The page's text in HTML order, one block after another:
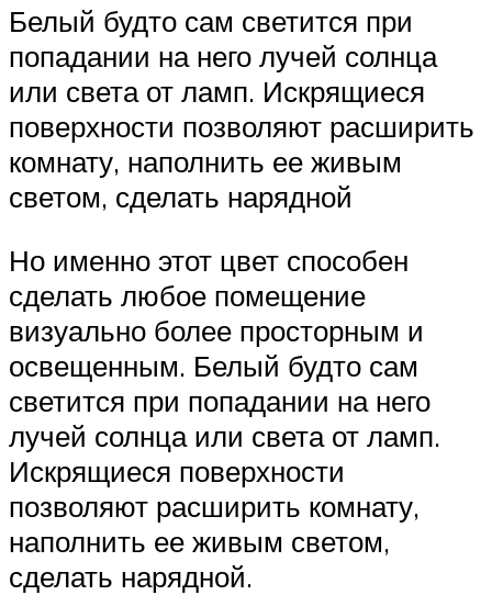
Белый будто сам светится при
попадании на него лучей солнца
или света от ламп. Искрящиеся
поверхности позволяют расширить
комнату, наполнить ее живым
светом, сделать нарядной
Но именно этот цвет способен
сделать любое помещение
визуально более просторным и
освещенным. Белый будто сам
светится при попадании на него
лучей солнца или света от ламп.
Искрящиеся поверхности
позволяют расширить комнату,
наполнить ее живым светом,
сделать нарядной.